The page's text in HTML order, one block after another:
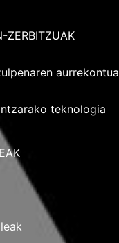
ZERBITZUAK
aurrekontua
teknologia